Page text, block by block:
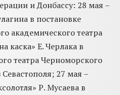
и Донбассу: 28 мая –
в постановке
академического театра
каска» Е. Черлака в
театра Черноморского
27 мая –
Р. Мусаева в